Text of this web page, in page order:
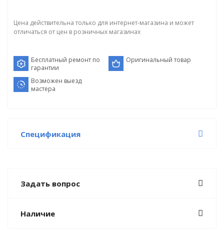
Цена действительна только для интернет-магазина и может
отличаться от цен в розничных магазинах
Бесплатный ремонт по
гарантии
Оригинальный товар
Возможен выезд
мастера
Спецификация
Задать вопрос
Наличие